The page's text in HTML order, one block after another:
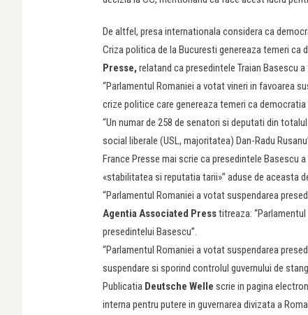
De altfel, presa internationala considera ca
Criza politica de la Bucuresti genereaza temeri ca
Presse, relatand ca presedintele Traian Basescu
“Parlamentul Romaniei a votat vineri in favoarea
crize politice care genereaza temeri ca
“Un numar de 258 de senatori si deputati din
social liberale (USL, majoritatea) Dan-Radu
France Presse mai scrie ca presedintele Basescu
«stabilitatea si reputatia tarii»” aduse de aceasta
“Parlamentul Romaniei a votat suspendarea
Agentia Associated Presstitreaza:
presedintelui Basescu”.
“Parlamentul Romaniei a votat suspendarea
suspendare si sporind controlul guvernului de
Publicatia Deutsche Welle scrie in pagina
interna pentru putere in guvernarea divizata a